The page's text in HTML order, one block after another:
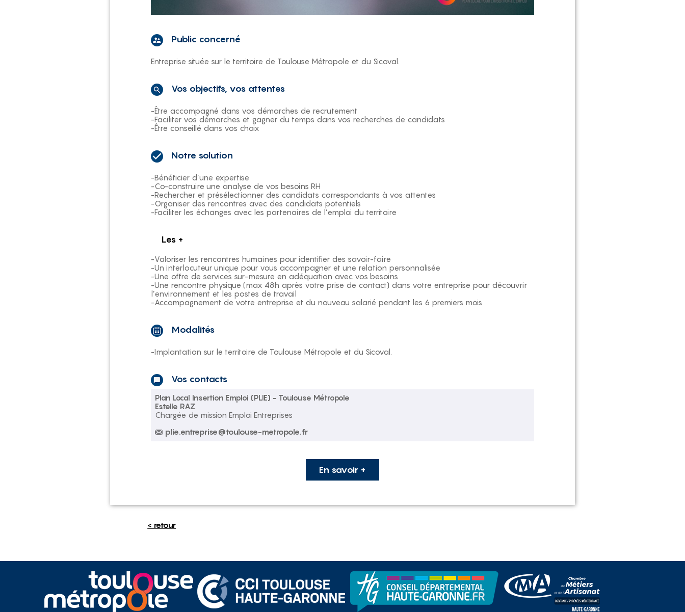
Public concerné
Entreprise située sur le territoire de Toulouse Métropole et du Sicoval.
Vos objectifs, vos attentes
-Être accompagné dans vos démarches de recrutement
-Faciliter vos démarches et gagner du temps dans vos recherches de candidats
-Être conseillé dans vos choix
Notre solution
-Bénéficier d’une expertise
-Co-construire une analyse de vos besoins RH
-Rechercher et présélectionner des candidats correspondants à vos attentes
-Organiser des rencontres avec des candidats potentiels
-Faciliter les échanges avec les partenaires de l’emploi du territoire
Les +
-Valoriser les rencontres humaines pour identifier des savoir-faire
-Un interlocuteur unique pour vous accompagner et une relation personnalisée
-Une offre de services sur-mesure en adéquation avec vos besoins
-Une rencontre physique (max 48h après votre prise de contact) dans votre entreprise pour découvrir
l’environnement et les postes de travail
-Accompagnement de votre entreprise et du nouveau salarié pendant les 6 premiers mois
Modalités
-Implantation sur le territoire de Toulouse Métropole et du Sicoval.
Vos contacts
Plan Local Insertion Emploi (PLIE) - Toulouse Métropole
Estelle RAZ
Chargée de mission Emploi Entreprises
plie.entreprise@toulouse-metropole.fr
En savoir +
< retour